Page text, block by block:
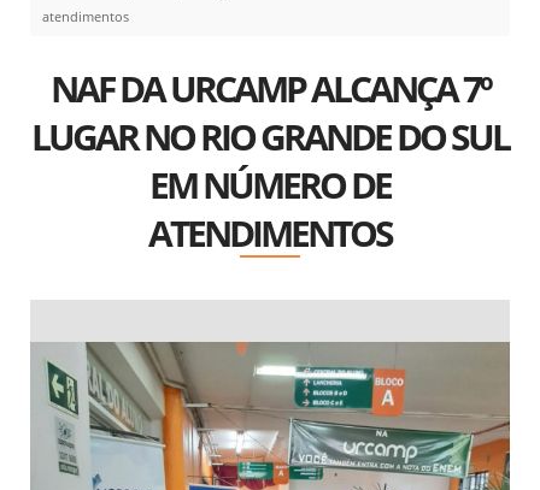
atendimentos
NAF DA URCAMP ALCANÇA 7º
LUGAR NO RIO GRANDE DO SUL
EM NÚMERO DE
ATENDIMENTOS